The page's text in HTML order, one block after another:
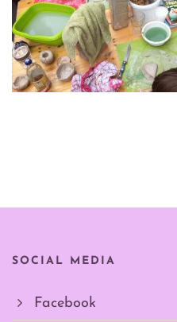
SOCIAL MEDIA
Facebook